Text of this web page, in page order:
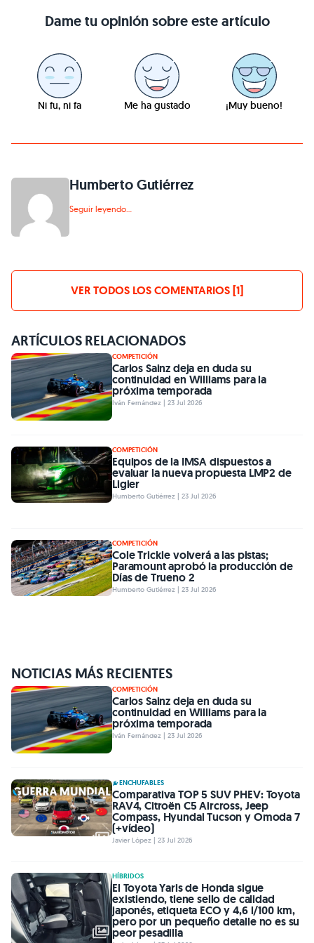
Dame tu opinión sobre este artículo
Ni fu, ni fa Me ha gustado ¡Muy bueno!
Humberto Gutiérrez
Seguir leyendo...
VER TODOS LOS COMENTARIOS [1]
ARTÍCULOS RELACIONADOS
COMPETICIÓN
Carlos Sainz deja en duda su
continuidad en Williams para la
próxima temporada
Iván Fernández | 23 Jul 2026
COMPETICIÓN
Equipos de la IMSA dispuestos a
evaluar la nueva propuesta LMP2 de
Ligier
Humberto Gutiérrez | 23 Jul 2026
COMPETICIÓN
Cole Trickle volverá a las pistas;
Paramount aprobó la producción de
Días de Trueno 2
Humberto Gutiérrez | 23 Jul 2026
NOTICIAS MÁS RECIENTES
COMPETICIÓN
Carlos Sainz deja en duda su
continuidad en Williams para la
próxima temporada
Iván Fernández | 23 Jul 2026
ENCHUFABLES
Comparativa TOP 5 SUV PHEV: Toyota
RAV4, Citroën C5 Aircross, Jeep
Compass, Hyundai Tucson y Omoda 7
(+vídeo)
Javier López | 23 Jul 2026
HÍBRIDOS
El Toyota Yaris de Honda sigue
existiendo, tiene sello de calidad
japonés, etiqueta ECO y 4,6 l/100 km,
pero por un pequeño detalle no es su
peor pesadilla